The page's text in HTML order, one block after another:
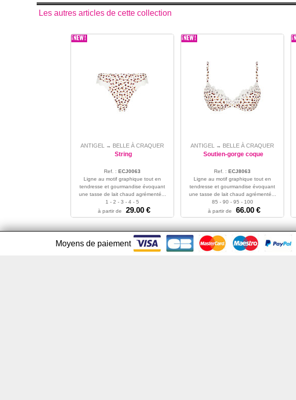
Les autres articles de cette collection
ANTIGEL → BELLE À CRAQUER
String
Ref. : ECJ0063
Ligne au motif graphique tout en
tendresse et gourmandise évoquant
une tasse de lait chaud agrémenté...
1 - 2 - 3 - 4 - 5
à partir de
29.00 €
ANTIGEL → BELLE À CRAQUER
Soutien-gorge coque
Ref. : ECJ8063
Ligne au motif graphique tout en
tendresse et gourmandise évoquant
une tasse de lait chaud agrémenté...
85 - 90 - 95 - 100
à partir de
66.00 €
Moyens de paiement